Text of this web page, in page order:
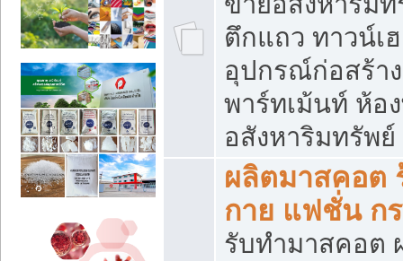
ตึกแถว ทาวน์เ
อุปกรณ์ก่อสร้า
พาร์ทเม้นท์ ห้อ
อสังหาริมทรัพ
ผลิตมาสคอต
กาย แฟชั่น กร
รับทำมาสคอต